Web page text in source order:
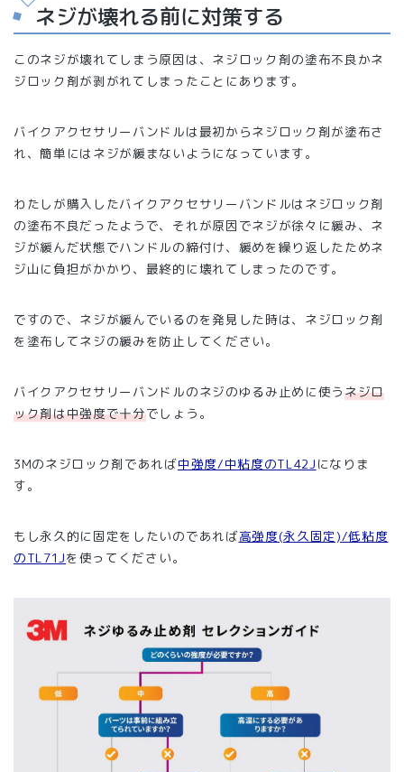
ネジが壊れる前に対策する
このネジが壊れてしまう原因は、ネジロック剤の塗布不良かネ
ジロック剤が剥がれてしまったことにあります。
バイクアクセサリーバンドルは最初からネジロック剤が塗布さ
れ、簡単にはネジが緩まないようになっています。
わたしが購入したバイクアクセサリーバンドルはネジロック剤
の塗布不良だったようで、それが原因でネジが徐々に緩み、ネ
ジが緩んだ状態でハンドルの締付け、緩めを繰り返したためネ
ジ山に負担がかかり、最終的に壊れてしまったのです。
ですので、ネジが緩んでいるのを発見した時は、ネジロック剤
を塗布してネジの緩みを防止してください。
バイクアクセサリーバンドルのネジのゆるみ止めに使うネジロ
ック剤は中強度で十分でしょう。
3Mのネジロック剤であれば中強度/中粘度のTL42J になりま
す。
もし永久的に固定をしたいのであれば高強度(永久固定)/低粘度
のTL71Jを使ってください。